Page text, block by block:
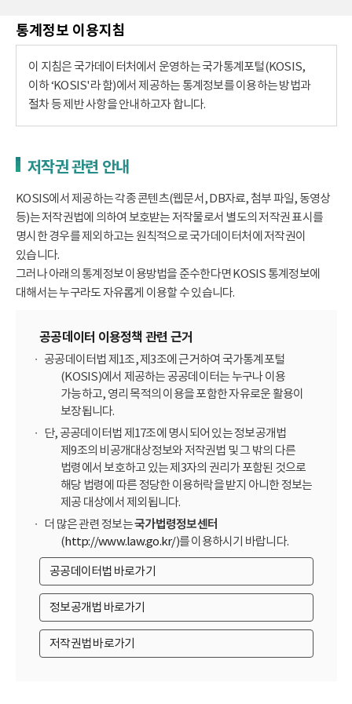
통계정보 이용지침
이 지침은 국가데이터처에서 운영하는 국가통계포털(KOSIS,
이하 ‘KOSIS'라 함)에서 제공하는 통계정보를 이용하는 방법과
절차 등 제반 사항을 안내하고자 합니다.
저작권 관련 안내
KOSIS에서 제공하는 각종 콘텐츠(웹문서, DB자료, 첨부 파일, 동영상
등)는 저작권법에 의하여 보호받는 저작물로서 별도의 저작권 표시를
명시한 경우를 제외하고는 원칙적으로 국가데이터처에 저작권이
있습니다.
그러나 아래의 통계정보 이용방법을 준수한다면 KOSIS 통계정보에
대해서는 누구라도 자유롭게 이용할 수 있습니다.
공공데이터 이용정책 관련 근거
공공데이터법 제1조, 제3조에 근거하여 국가통계포털
(KOSIS)에서 제공하는 공공데이터는 누구나 이용
가능하고, 영리 목적의 이용을 포함한 자유로운 활용이
보장됩니다.
단, 공공데이터법 제17조에 명시되어 있는 정보공개법
제9조의 비공개대상정보와 저작권법 및 그 밖의 다른
법령에서 보호하고 있는 제3자의 권리가 포함된 것으로
해당 법령에 따른 정당한 이용허락을 받지 아니한 정보는
제공 대상에서 제외됩니다.
더 많은 관련 정보는국가법령정보센터
(http://www.law.go.kr/)를 이용하시기 바랍니다.
공공데이터법 바로가기
정보공개법 바로가기
저작권법 바로가기